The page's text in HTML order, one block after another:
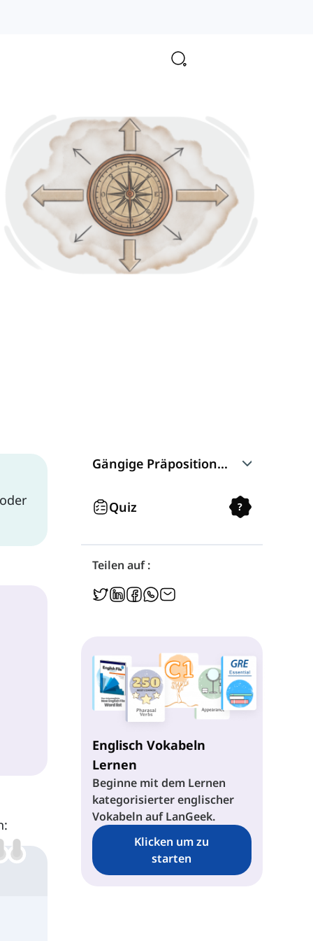
Gängige Präpositionen der
Over
Under
Around
Across
Up
Down
Quiz ?
Teilen auf :
Englisch Vokabeln
Lernen
Beginne mit dem Lernen
kategorisierter englischer
Vokabeln auf LanGeek.
Klicken um zu
starten